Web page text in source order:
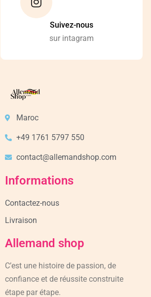
Suivez-nous
sur intagram
Maroc
+49 1761 5797 550
contact@allemandshop.com
Informations
Contactez-nous
Livraison
Allemand shop
C’est une histoire de passion, de
confiance et de réussite construite
étape par étape.